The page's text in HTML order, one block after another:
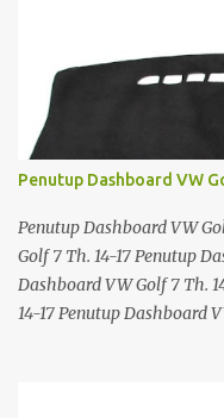
Penutup Dashboard VW
Penutup Dashboard VW
Golf 7 Th. 14-17 Penutup
Dashboard VW Golf 7 Th.
14-17 Penutup Dashboard